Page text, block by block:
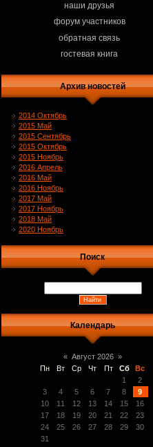
наши друзья
форум участников
обратная связь
гостевая книга
Архив новостей
2014 Октябрь
2015 Май
2015 Сентябрь
2015 Октябрь
2015 Ноябрь
2016 Апрель
2016 Май
2016 Ноябрь
2017 Май
2017 Ноябрь
2018 Май
2020 Ноябрь
Поиск
Календарь
« Август 2026 »
Пн
Вт Ср Чт Пт Сб
Вс
1
2
3
4 5 6 7 8
9
10
11 12 13 14 15
16
17
18 19 20 21 22
23
24
25 26 27 28 29
30
31